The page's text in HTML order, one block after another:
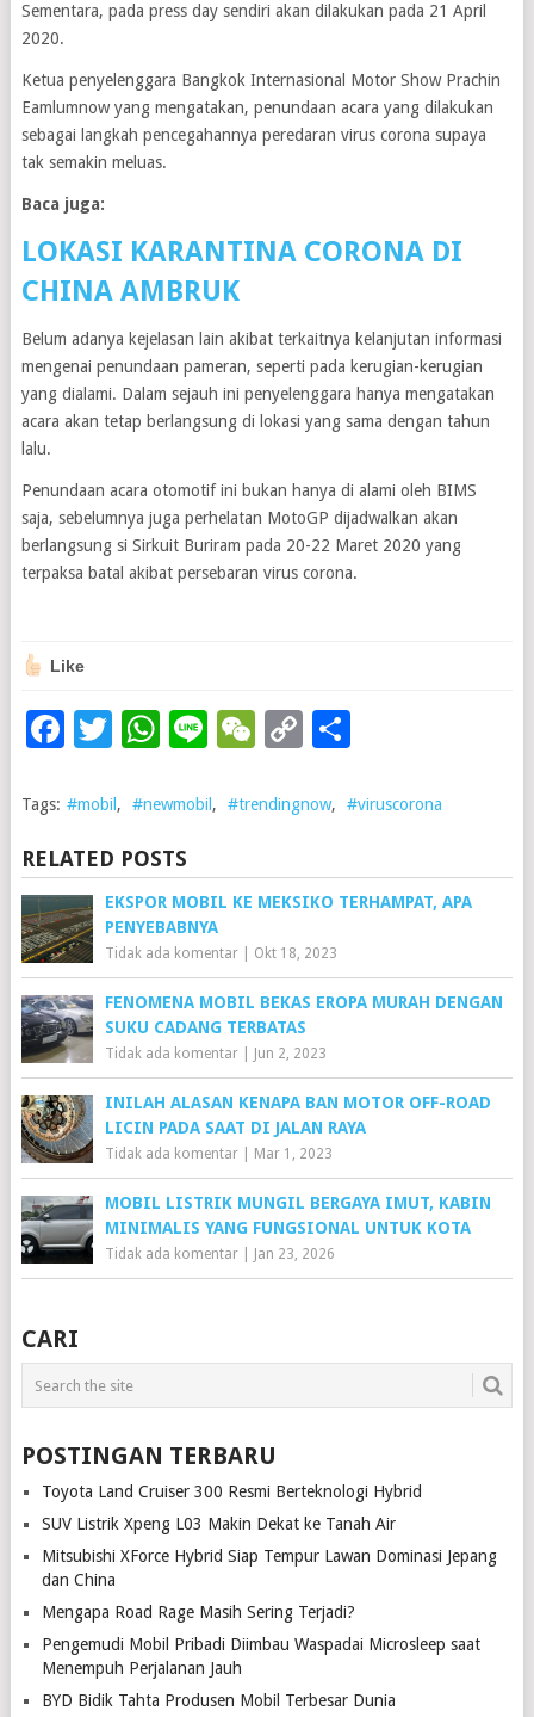
Sementara, pada press day sendiri akan dilakukan pada 21 April
2020.
Ketua penyelenggara Bangkok Internasional Motor Show Prachin
Eamlumnow yang mengatakan, penundaan acara yang dilakukan
sebagai langkah pencegahannya peredaran virus corona supaya
tak semakin meluas.
Baca juga:
LOKASI KARANTINA CORONA DI
CHINA AMBRUK
Belum adanya kejelasan lain akibat terkaitnya kelanjutan informasi
mengenai penundaan pameran, seperti pada kerugian-kerugian
yang dialami. Dalam sejauh ini penyelenggara hanya mengatakan
acara akan tetap berlangsung di lokasi yang sama dengan tahun
lalu.
Penundaan acara otomotif ini bukan hanya di alami oleh BIMS
saja, sebelumnya juga perhelatan MotoGP dijadwalkan akan
berlangsung si Sirkuit Buriram pada 20-22 Maret 2020 yang
terpaksa batal akibat persebaran virus corona.
Like
Facebook
Twitter
WhatsApp
LineWeChat
CopyShare
Tags: #mobil , #newmobil , #trendingnow, #viruscorona
RELATED POSTS
EKSPOR MOBIL KE MEKSIKO TERHAMPAT, APA
PENYEBABNYA
Tidak ada komentar| Okt 18, 2023
FENOMENA MOBIL BEKAS EROPA MURAH DENGAN
SUKU CADANG TERBATAS
Tidak ada komentar| Jun 2, 2023
INILAH ALASAN KENAPA BAN MOTOR OFF-ROAD
LICIN PADA SAAT DI JALAN RAYA
Tidak ada komentar| Mar 1, 2023
MOBIL LISTRIK MUNGIL BERGAYA IMUT, KABIN
MINIMALIS YANG FUNGSIONAL UNTUK KOTA
Tidak ada komentar| Jan 23, 2026
CARI
POSTINGAN TERBARU
Toyota Land Cruiser 300 Resmi Berteknologi Hybrid
SUV Listrik Xpeng L03 Makin Dekat ke Tanah Air
Mitsubishi XForce Hybrid Siap Tempur Lawan Dominasi Jepang
dan China
Mengapa Road Rage Masih Sering Terjadi?
Pengemudi Mobil Pribadi Diimbau Waspadai Microsleep saat
Menempuh Perjalanan Jauh
BYD Bidik Tahta Produsen Mobil Terbesar Dunia